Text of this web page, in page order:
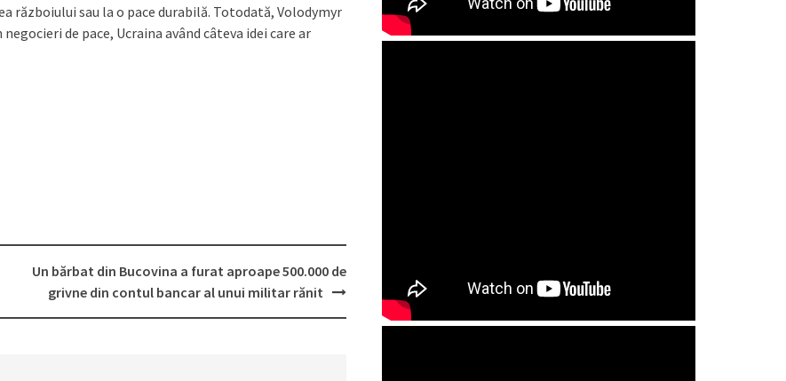
războiului sau la o pace durabilă. Totodată, Volodymyr
de pace, Ucraina având câteva idei care ar
Un bărbat din Bucovina a furat aproape 500.000 de
grivne din contul bancar al unui militar rănit